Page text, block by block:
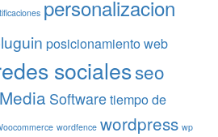
personalizacion
posicionamiento web
socialesseo
Softwaretiempo de
wordfence wordpress wp